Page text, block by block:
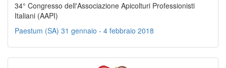
34° Congresso dell'Associazione Apicolturi Professionisti
Italiani (AAPI)
Paestum (SA) 31 gennaio - 4 febbraio 2018